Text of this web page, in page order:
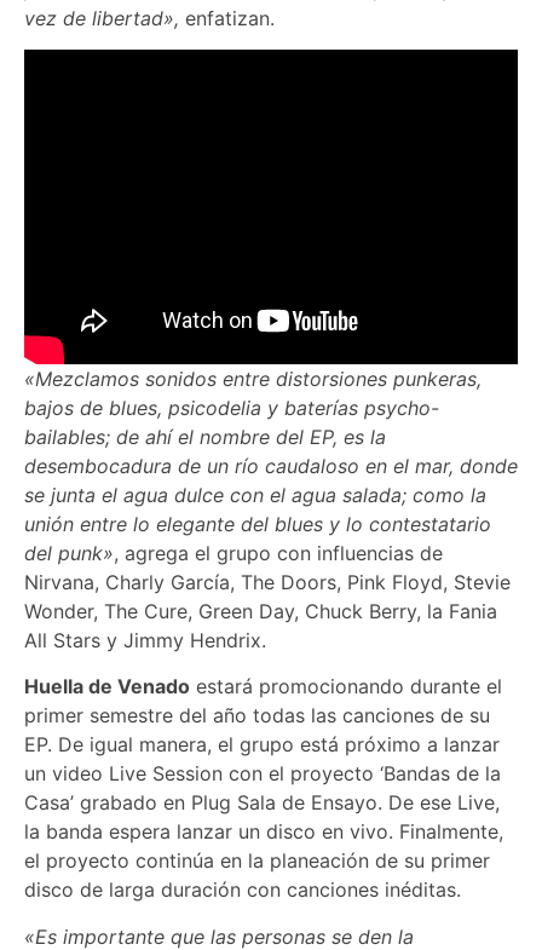
vez de libertad», enfatizan.
«Mezclamos sonidos entre distorsiones punkeras,
bajos de blues, psicodelia y baterías psycho-
bailables; de ahí el nombre del EP, es la
desembocadura de un río caudaloso en el mar, donde
se junta el agua dulce con el agua salada; como la
unión entre lo elegante del blues y lo contestatario
del punk», agrega el grupo con influencias de
Nirvana, Charly García, The Doors, Pink Floyd, Stevie
Wonder, The Cure, Green Day, Chuck Berry, la Fania
All Stars y Jimmy Hendrix.
Huella de Venado estará promocionando durante el
primer semestre del año todas las canciones de su
EP. De igual manera, el grupo está próximo a lanzar
un video Live Session con el proyecto ‘Bandas de la
Casa’ grabado en Plug Sala de Ensayo. De ese Live,
la banda espera lanzar un disco en vivo. Finalmente,
el proyecto continúa en la planeación de su primer
disco de larga duración con canciones inéditas.
«Es importante que las personas se den la